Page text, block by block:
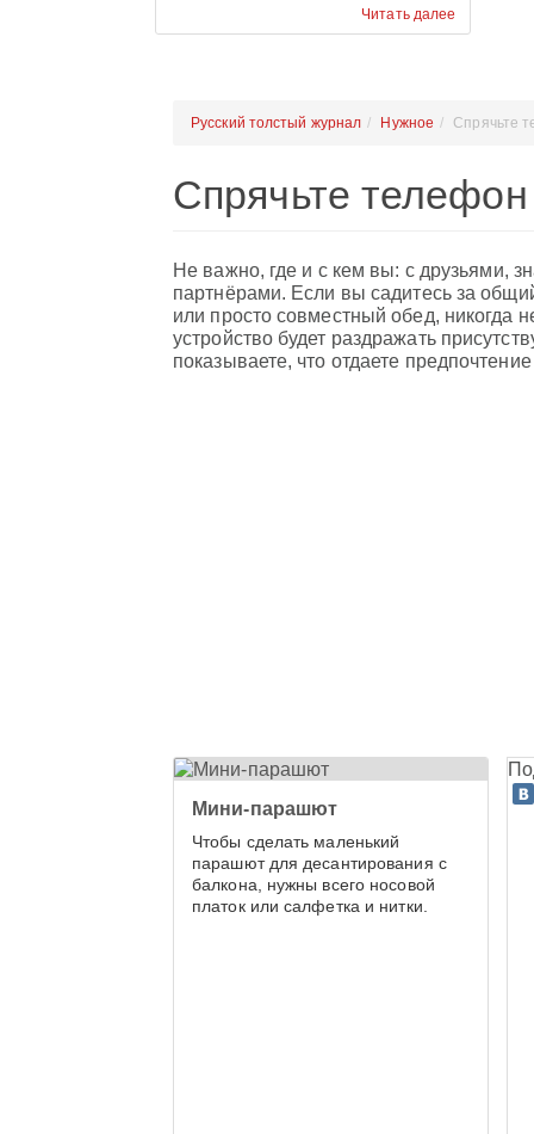
Читать далее
Русский толстый журнал Нужное Спрячьте
Спрячьте телефон
Не важно, где и с кем вы: с друзьями,
партнёрами. Если вы садитесь за
или просто совместный обед, никогда
устройство будет раздражать
показываете, что отдаете
Мини-парашют
Чтобы сделать маленький
парашют для десантирования с
балкона, нужны всего носовой
платок или салфетка и нитки.